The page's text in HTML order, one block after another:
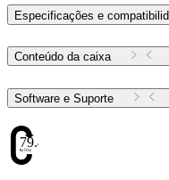
Especificações e
Conteúdo da caixa
Software e Suporte
79.48